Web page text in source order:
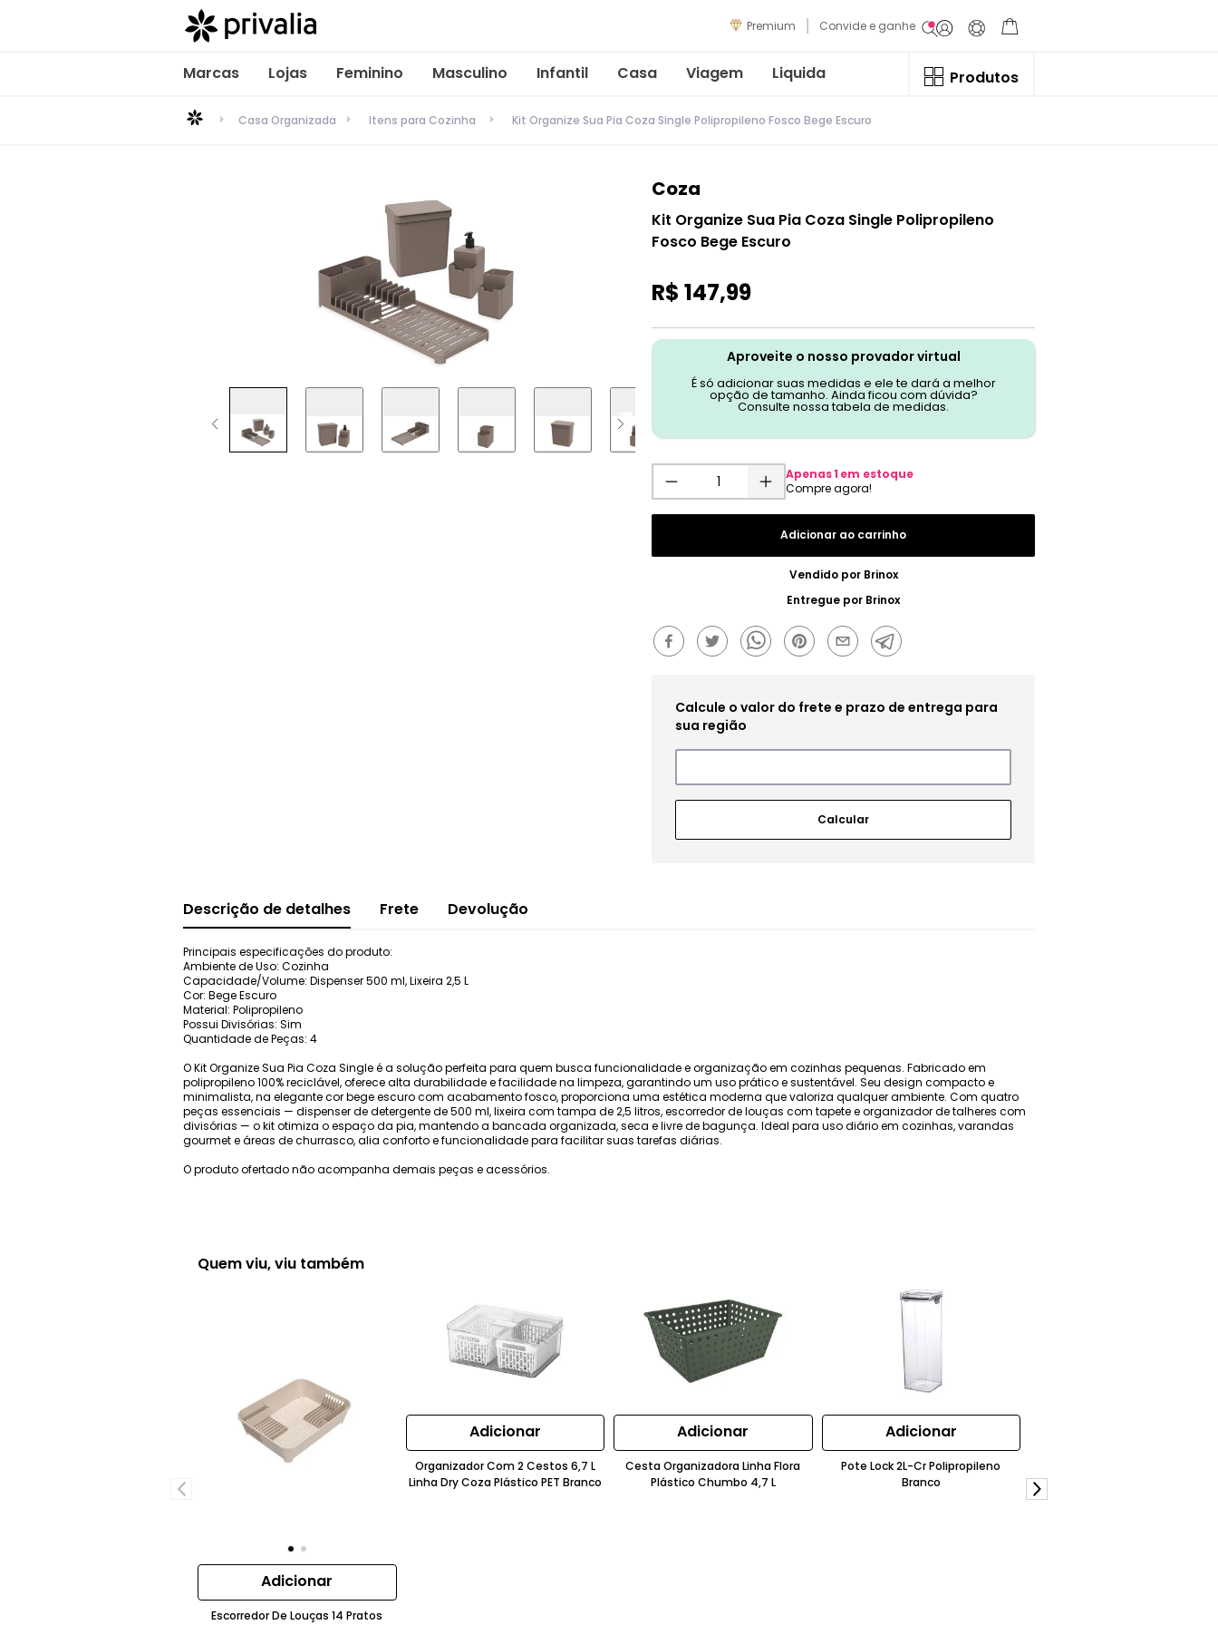
Premium Convide e ganhe
Marcas Lojas Feminino Masculino Infantil Casa Viagem Liquida Produtos
Casa Organizada Itens para Cozinha Kit Organize Sua Pia Coza Single Polipropileno Fosco Bege Escuro
Coza
Kit Organize Sua Pia Coza Single Polipropileno
Fosco Bege Escuro
R$ 147,99
Aproveite o nosso provador virtual
É só adicionar suas medidas e ele te dará a melhor
opção de tamanho. Ainda ficou com dúvida?
Consulte nossa tabela de medidas.
Apenas1 em estoque
Adicionar ao carrinho
Vendido por Brinox
Entregue por Brinox
Descrição de detalhes Frete Devolução
Principais especificações do produto:
Ambiente de Uso: Cozinha
Capacidade/Volume: Dispenser 500 ml, Lixeira 2,5 L
Cor: Bege Escuro
Material: Polipropileno
Possui Divisórias: Sim
Quantidade de Peças: 4
O Kit Organize Sua Pia Coza Single é a solução perfeita para quem busca funcionalidade e organização em cozinhas pequenas. Fabricado em
polipropileno 100% reciclável, oferece alta durabilidade e facilidade na limpeza, garantindo um uso prático e sustentável. Seu design compacto e
minimalista, na elegante cor bege escuro com acabamento fosco, proporciona uma estética moderna que valoriza qualquer ambiente. Com quatro
peças essenciais — dispenser de detergente de 500 ml, lixeira com tampa de 2,5 litros, escorredor de louças com tapete e organizador de talheres com
divisórias — o kit otimiza o espaço da pia, mantendo a bancada organizada, seca e livre de bagunça. Ideal para uso diário em cozinhas, varandas
gourmet e áreas de churrasco, alia conforto e funcionalidade para facilitar suas tarefas diárias.
O produto ofertado não acompanha demais peças e acessórios.
Quem viu, viu também
Adicionar
Escorredor De Louças 14 Pratos
Adicionar
Organizador Com 2 Cestos 6,7 L
Linha Dry Coza Plástico PET Branco
Adicionar
Cesta Organizadora Linha Flora
Plástico Chumbo 4,7 L
Adicionar
Pote Lock 2L-Cr Polipropileno
Branco